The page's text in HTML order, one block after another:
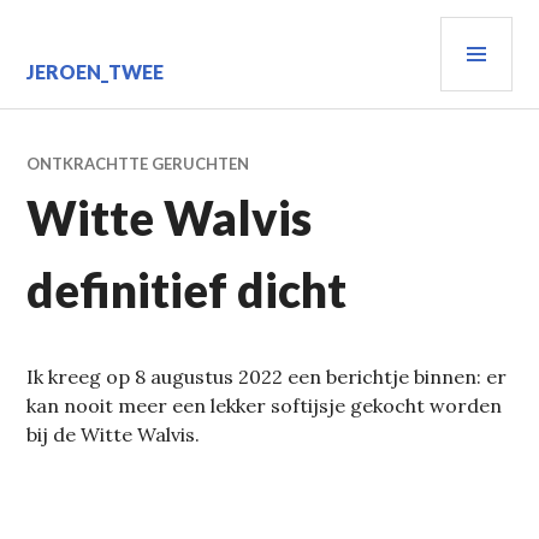
inhoud
JEROEN_TWEE
ONTKRACHTTE GERUCHTEN
Witte Walvis
definitief dicht
Ik kreeg op 8 augustus 2022 een berichtje binnen: er
kan nooit meer een lekker softijsje gekocht worden
bij de Witte Walvis.